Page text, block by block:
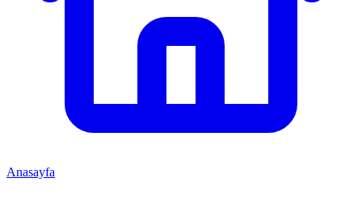
Anasayfa